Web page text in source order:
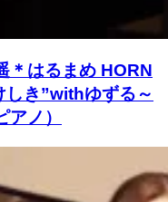
＊はるまめ HORN
き”withゆずる～
ノ）